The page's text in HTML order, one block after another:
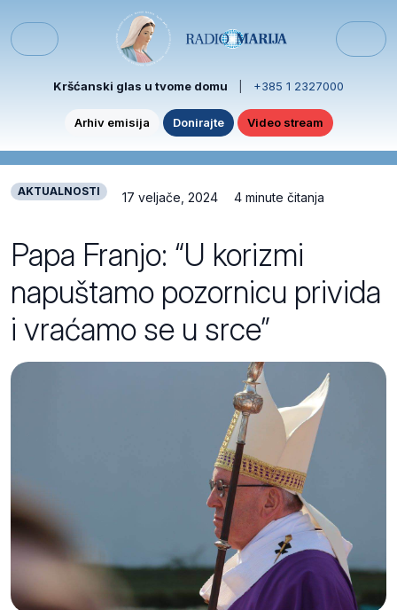
Menu
Kršćanski glas u tvome domu +385 1 2327000
Arhiv emisija Donirajte Video stream
AKTUALNOSTI 17 veljače, 2024 4 minute čitanja
Papa Franjo: “U korizmi
napuštamo pozornicu privida
i vraćamo se u srce”